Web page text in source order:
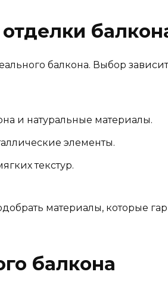
балкона. Выбор
и натуральные материалы.
элементы.
текстур.
материалы, которые
балкона